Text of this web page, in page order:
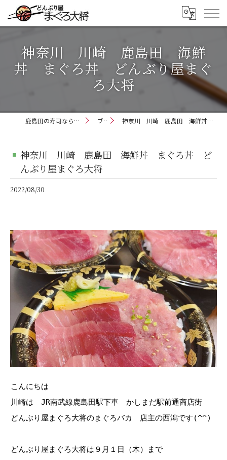
神奈川 川崎 鹿島田 海鮮
丼 まぐろ丼 どんぶり屋まぐ
ろ大将
鹿島田の寿司ならどんぶり屋まぐろ大将 ブログ 神奈川 川崎 鹿島田 海鮮丼 まぐろ丼 どんぶり屋まぐろ大将
神奈川 川崎 鹿島田 海鮮丼 まぐろ丼 ど
んぶり屋まぐろ大将
2022/08/30
こんにちは
川崎は JR南武線鹿島田駅下車 かしまだ駅前通商店街
どんぶり屋まぐろ大将のまぐろバカ 店主の西潟です(^^)
どんぶり屋まぐろ大将は９月１日（木）まで